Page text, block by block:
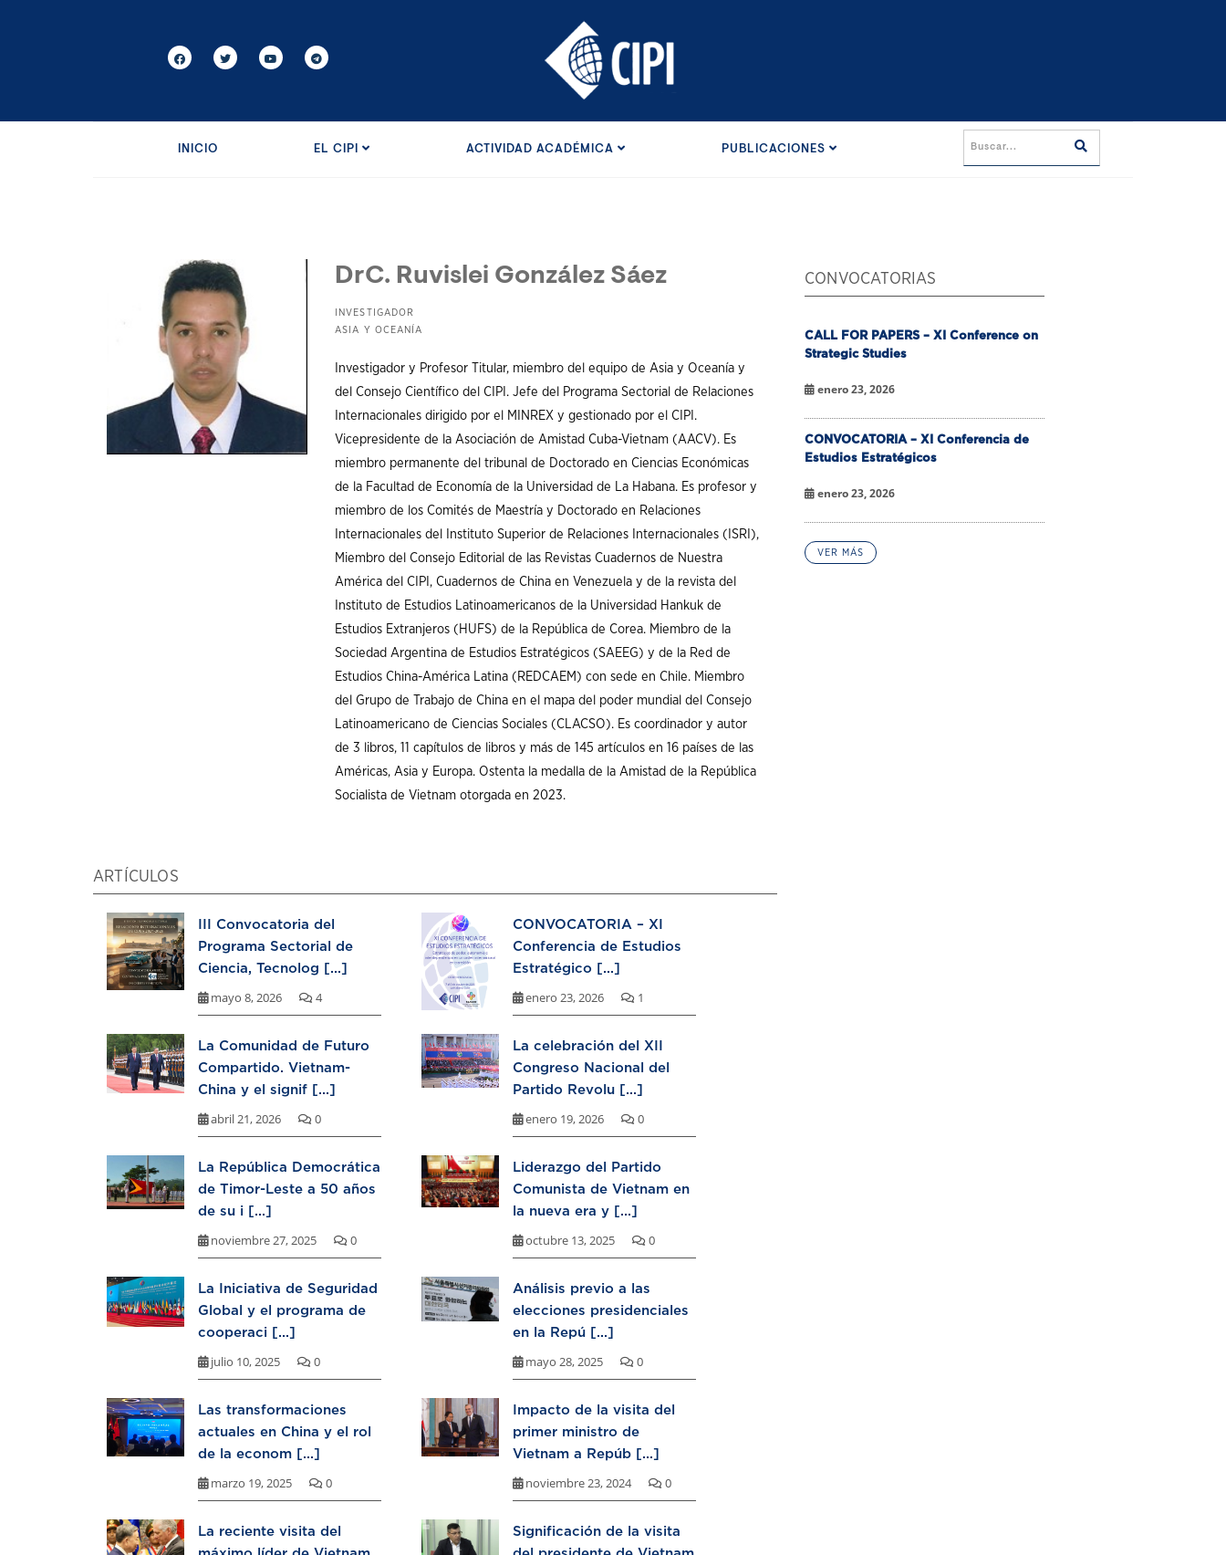
INICIO EL CIPI ACTIVIDAD ACADÉMICA PUBLICACIONES
DrC. Ruvislei González Sáez
INVESTIGADOR
ASIA Y OCEANÍA
Investigador y Profesor Titular, miembro del equipo de Asia y Oceanía y
del Consejo Científico del CIPI. Jefe del Programa Sectorial de Relaciones
Internacionales dirigido por el MINREX y gestionado por el CIPI.
Vicepresidente de la Asociación de Amistad Cuba-Vietnam (AACV). Es
miembro permanente del tribunal de Doctorado en Ciencias Económicas
de la Facultad de Economía de la Universidad de La Habana. Es profesor y
miembro de los Comités de Maestría y Doctorado en Relaciones
Internacionales del Instituto Superior de Relaciones Internacionales (ISRI),
Miembro del Consejo Editorial de las Revistas Cuadernos de Nuestra
América del CIPI, Cuadernos de China en Venezuela y de la revista del
Instituto de Estudios Latinoamericanos de la Universidad Hankuk de
Estudios Extranjeros (HUFS) de la República de Corea. Miembro de la
Sociedad Argentina de Estudios Estratégicos (SAEEG) y de la Red de
Estudios China-América Latina (REDCAEM) con sede en Chile. Miembro
del Grupo de Trabajo de China en el mapa del poder mundial del Consejo
Latinoamericano de Ciencias Sociales (CLACSO). Es coordinador y autor
de 3 libros, 11 capítulos de libros y más de 145 artículos en 16 países de las
Américas, Asia y Europa. Ostenta la medalla de la Amistad de la República
Socialista de Vietnam otorgada en 2023.
ARTÍCULOS
III Convocatoria del
Programa Sectorial de
Ciencia, Tecnolog [...]
mayo 8, 2026 4
CONVOCATORIA – XI
Conferencia de Estudios
Estratégico [...]
enero 23, 2026 1
La Comunidad de Futuro
Compartido. Vietnam-
China y el signif [...]
abril 21, 2026 0
La celebración del XII
Congreso Nacional del
Partido Revolu [...]
enero 19, 2026 0
La República Democrática
de Timor-Leste a 50 años
de su i [...]
noviembre 27, 2025 0
Liderazgo del Partido
Comunista de Vietnam en
la nueva era y [...]
octubre 13, 2025 0
La Iniciativa de Seguridad
Global y el programa de
cooperaci [...]
julio 10, 2025 0
Análisis previo a las
elecciones presidenciales
en la Repú [...]
mayo 28, 2025 0
Las transformaciones
actuales en China y el rol
de la econom [...]
marzo 19, 2025 0
Impacto de la visita del
primer ministro de
Vietnam a Repúb [...]
noviembre 23, 2024 0
La reciente visita del
Significación de la visita
CONVOCATORIAS
CALL FOR PAPERS – XI Conference on
Strategic Studies
enero 23, 2026
CONVOCATORIA – XI Conferencia de
Estudios Estratégicos
enero 23, 2026
VER MÁS